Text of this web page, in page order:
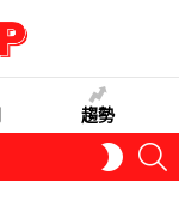
趨勢
SKIN